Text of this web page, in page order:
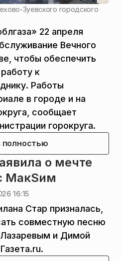
Зуевского городского
22 апреля
Вечного
чтобы обеспечить
к
Работы
в городе и на
сообщает
горокруга.
полностью
о мечте
МакSим
16:15
Стар призналась,
совместную песню
и Димой